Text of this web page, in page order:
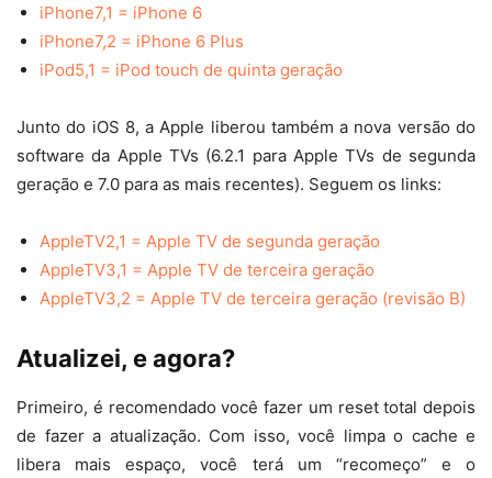
iPhone7,1 = iPhone 6
iPhone7,2 = iPhone 6 Plus
iPod5,1 = iPod touch de quinta geração
Junto do iOS 8, a Apple liberou também a nova versão do
software da Apple TVs (6.2.1 para Apple TVs de segunda
geração e 7.0 para as mais recentes). Seguem os links:
AppleTV2,1 = Apple TV de segunda geração
AppleTV3,1 = Apple TV de terceira geração
AppleTV3,2 = Apple TV de terceira geração (revisão B)
Atualizei, e agora?
Primeiro, é recomendado você fazer um reset total depois
de fazer a atualização. Com isso, você limpa o cache e
libera mais espaço, você terá um “recomeço” e o